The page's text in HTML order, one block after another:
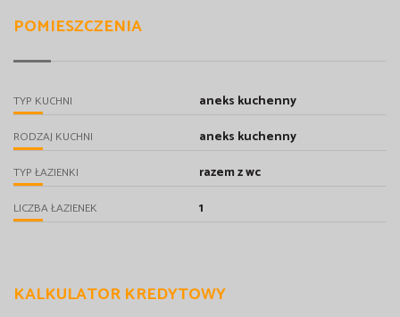
POMIESZCZENIA
TYP KUCHNI aneks kuchenny
RODZAJ KUCHNI aneks kuchenny
TYP ŁAZIENKI razem z wc
LICZBA ŁAZIENEK 1
KALKULATOR KREDYTOWY